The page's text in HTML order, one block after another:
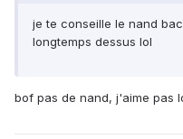
je te conseille le nand
longtemps dessus lol
bof pas de nand, j'aime pas